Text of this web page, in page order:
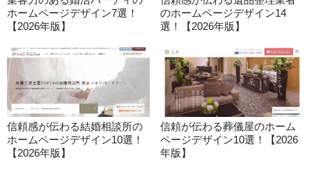
ホームページデザイン7選！
【2026年版】
のホームページデザイン14
選！【2026年版】
信頼感が伝わる結婚相談所の
ホームページデザイン10選！
【2026年版】
信頼が伝わる葬儀屋のホーム
ページデザイン10選！【2026
年版】